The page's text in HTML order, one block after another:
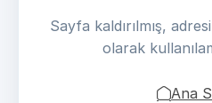
Sayfa kaldırılmış,
olarak
Ana